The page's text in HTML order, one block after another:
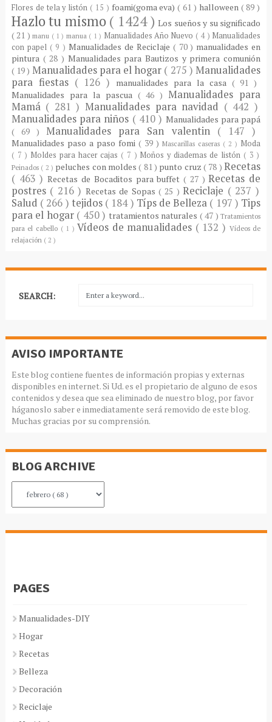
Flores de tela y listón ( 15 ) foami(goma eva)( 61 ) halloween ( 89 )
Hazlo tu mismo ( 1424 )Los sueños y su significado
( 21 )manu ( 1 ) manua ( 1 ) Manualidades Año Nuevo ( 4 ) Manualidades
con papel ( 9 )Manualidades de Reciclaje ( 70 ) manualidades en
pintura ( 28 ) Manualidades para Bautizos y primera comunión
( 19 ) Manualidades para el hogar ( 275 )Manualidades
para fiestas ( 126 ) manualidades para la casa ( 91 )
Manualidades para la pascua ( 46 ) Manualidades para
Mamá ( 281 ) Manualidades para navidad ( 442 )
Manualidades para niños ( 410 ) Manualidades para papá
( 69 ) Manualidades para San valentin ( 147 )
Manualidades paso a paso fomi ( 39 )Mascarillas caseras ( 2 ) Moda
( 7 ) Moldes para hacer cajas ( 7 ) Moños y diademas de listón ( 3 )
Peinados ( 2 ) peluches con moldes( 81 ) punto cruz( 78 )Recetas
( 463 )Recetas de Bocaditos para buffet( 27 )Recetas de
postres ( 216 ) Recetas de Sopas( 25 )Reciclaje ( 237 )
Salud ( 266 ) tejidos ( 184 ) Típs de Belleza ( 197 ) Tips
para el hogar ( 450 ) tratamientos naturales ( 47 )Tratamientos
para el cabello ( 1 ) Vídeos de manualidades ( 132 ) Vídeos de
relajación ( 2 )
SEARCH:
AVISO IMPORTANTE
Este blog contiene fuentes de información propias y externas
disponibles en internet. Si Ud. es el propietario de alguno de esos
contenidos y desea que sea eliminado de nuestro blog, por favor
háganoslo saber e inmediatamente será removido de este blog.
Muchas gracias por su comprensión.
BLOG ARCHIVE
PAGES
Manualidades-DIY
Hogar
Recetas
Belleza
Decoración
Reciclaje